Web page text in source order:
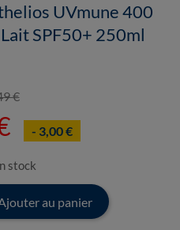
UVmune 400
SPF50+ 250ml
€
- 3,00 €
stock
au panier